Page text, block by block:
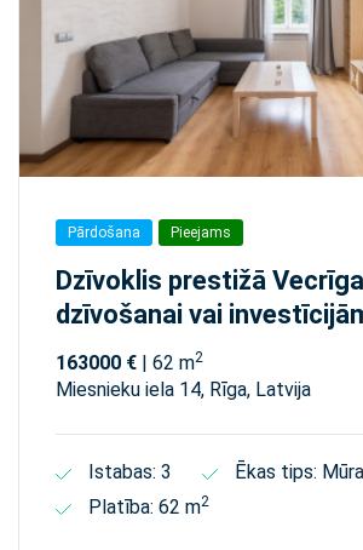
Pārdošana Pieejams
Dzīvoklis prestižā
dzīvošanai vai
163000 € | 62 m2
Miesnieku iela 14, Rīga, Latvija
Istabas: 3
Ēkas tips:
Platība: 62 m2